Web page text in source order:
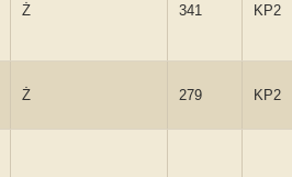
Ż 341 KP2
Ż 279 KP2